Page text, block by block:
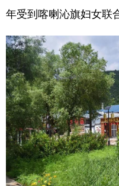
年受到喀喇沁旗妇女联